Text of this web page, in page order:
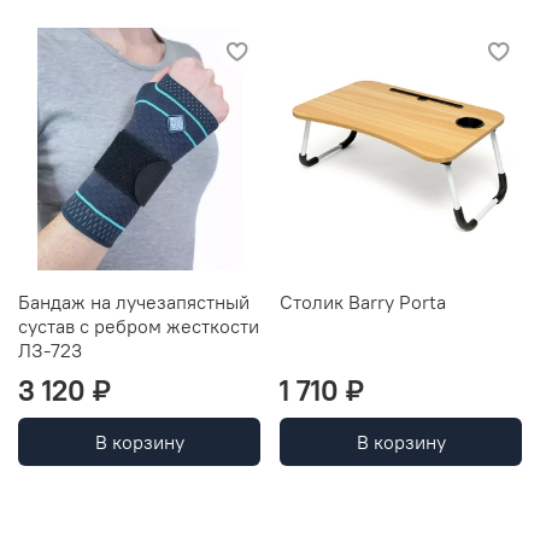
Бандаж на лучезапястный
сустав с ребром жесткости
ЛЗ-723
3 120 ₽
В корзину
Столик Barry Porta
1 710 ₽
В корзину